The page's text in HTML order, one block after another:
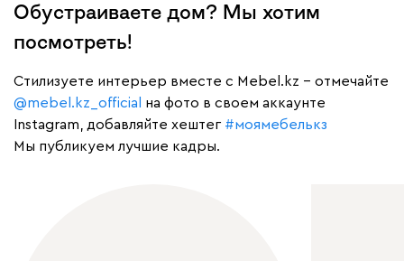
Обустраиваете дом? Мы хотим
посмотреть!
Cтилизуете интерьер вместе с Mebel.kz – отмечайте
@mebel.kz_official
на фото в своем аккаунте
Instagram, добавляйте хештег #моямебелькз
Мы публикуем лучшие кадры.